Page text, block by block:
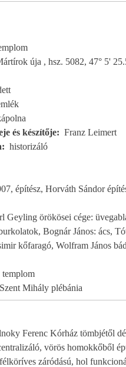
úja , hsz. 5082, 47° 5'
és készítője
Franz Leimert
historizáló
építész, Horváth Sándor
Geyling örökösei cége:
Bognár János: ács,
kőfaragó, Wolfram János
templom
Mihály plébánia
Ferenc Kórház tömbjétől
vörös homokkőből
záródású, hol